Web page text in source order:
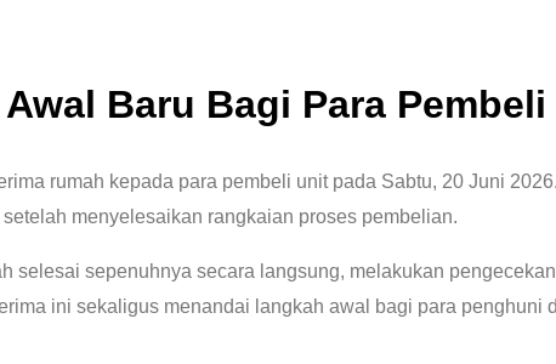
Baru Bagi Para Pembeli
rumah kepada para pembeli unit pada Sabtu, 20 Juni
menyelesaikan rangkaian proses pembelian.
selesai sepenuhnya secara langsung, melakukan
ini sekaligus menandai langkah awal bagi para penghuni